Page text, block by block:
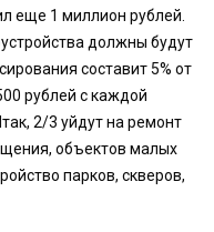
еще 1 миллион рублей.
должны будут
составит 5% от
рублей с каждой
2/3 уйдут на ремонт
объектов малых
парков, скверов,